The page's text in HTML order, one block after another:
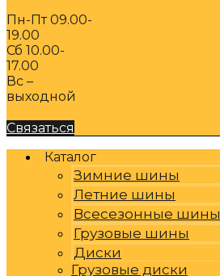
Пн-Пт 09.00-
19.00
Сб 10.00-
17.00
Вс –
выходной
Связаться
Каталог
Зимние шины
Летние шины
Всесезонные шины
Грузовые шины
Диски
Грузовые диски